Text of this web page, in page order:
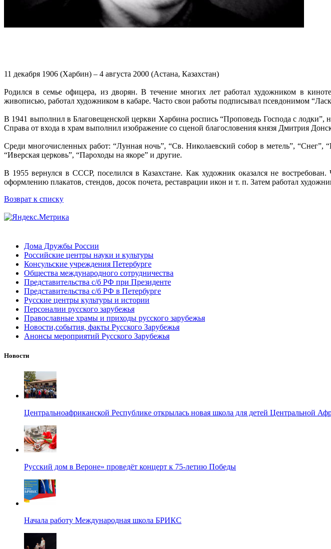
11 декабря 1906 (Харбин) – 4 августа 2000 (Астана, Казахстан)
Родился в семье офицера, из дворян. В течение многих лет работал художником в
живописью, работал художником в кабаре. Часто свои работы подписывал псевдонимом
В 1941 выполнил в Благовещенской церкви Харбина роспись “Проповедь Господа с
Справа от входа в храм выполнил изображение со сценой благословения князя Дмитрия
Среди многочисленных работ: “Лунная ночь”, “Св. Николаевский собор в метель”,
“Иверская церковь”, “Пароходы на якоре” и другие.
В 1955 вернулся в СССР, поселился в Казахстане. Как художник оказался не
оформлению плакатов, стендов, досок почета, реставрации икон и т. п. Затем работал
Возврат к списку
Дома Дружбы России
Российские центры науки и культуры
Консульские учреждения Петербурге
Общества международного сотрудничества
Представительства с/б РФ при Президенте
Представительства с/б РФ в Петербурге
Русские центры культуры и истории
Персоналии русского зарубежья
Православные храмы и приходы русского зарубежья
Новости,события, факты Русского Зарубежья
Анонсы мероприятий Русского Зарубежья
Новости
Центральноафриканской Республике открылась новая школа для детей Центральной
Русский дом в Вероне» проведёт концерт к 75-летию Победы
Начала работу Международная школа БРИКС